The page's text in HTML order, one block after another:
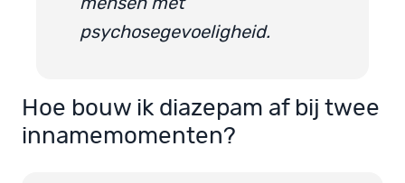
psychosegevoeligheid.
Hoe bouw ik diazepam af bij twee
innamemomenten?